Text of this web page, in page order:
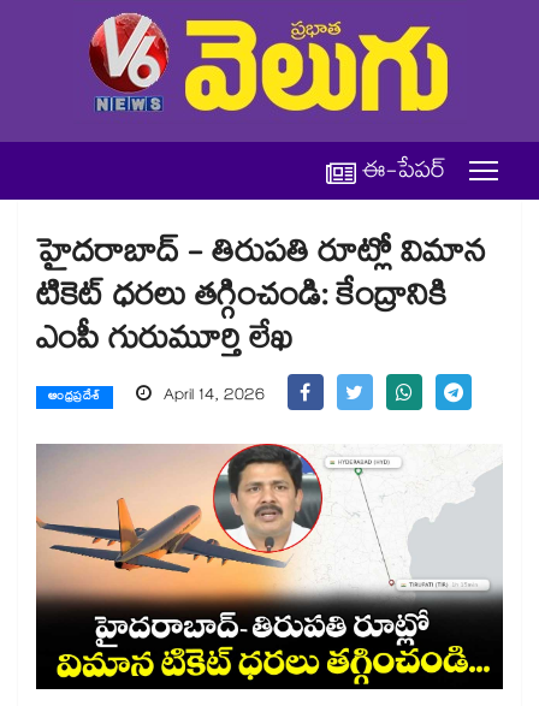
ఈ-పేపర్
హైదరాబాద్ - తిరుపతి రూట్లో విమాన
టికెట్ ధరలు తగ్గించండి: కేంద్రానికి
ఎంపీ గురుమూర్తి లేఖ
ఆంధ్రప్రదేశ్ April 14, 2026